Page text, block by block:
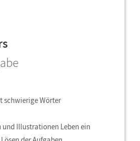
schwierige Wörter
und Illustrationen Leben ein